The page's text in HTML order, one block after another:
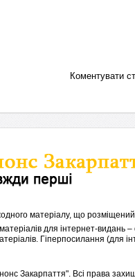
Коментувати
матеріалу, що
для інтернет-
Гіперпосилання (для
Закарпаття". Всі права